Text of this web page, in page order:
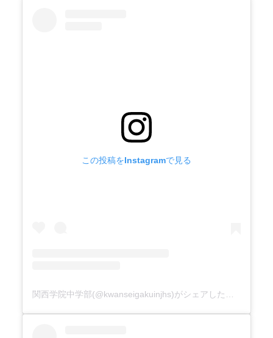
この投稿をInstagramで見る